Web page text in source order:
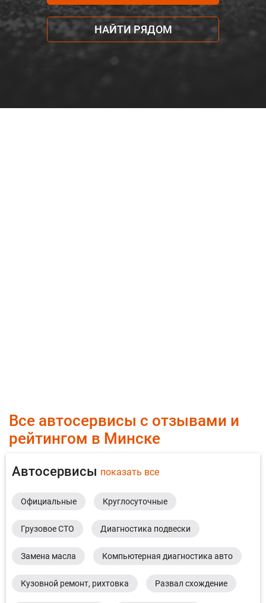
НАЙТИ РЯДОМ
Все автосервисы с отзывами и
рейтингом в Минске
Автосервисы показать все
Официальные Круглосуточные
Грузовое СТО Диагностика подвески
Замена масла Компьютерная диагностика авто
Кузовной ремонт, рихтовка Развал схождение